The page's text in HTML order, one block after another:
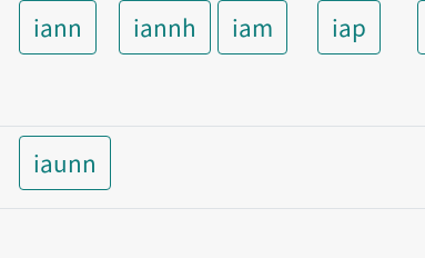
iann iannh iam iap
iaunn